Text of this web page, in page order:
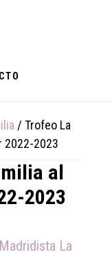
/ Trofeo La
2022-2023
al
2023
La